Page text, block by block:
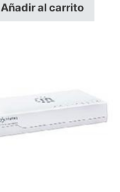
Añadir al carrito